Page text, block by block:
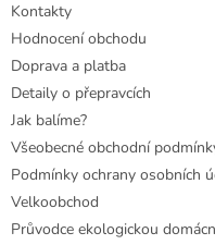
Kontakty
Hodnocení obchodu
Doprava a platba
Detaily o přepravcích
Jak balíme?
Všeobecné obchodní
Podmínky ochrany osobních
Velkoobchod
Průvodce ekologickou